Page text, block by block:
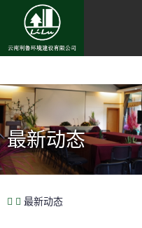
最新动态
最新动态